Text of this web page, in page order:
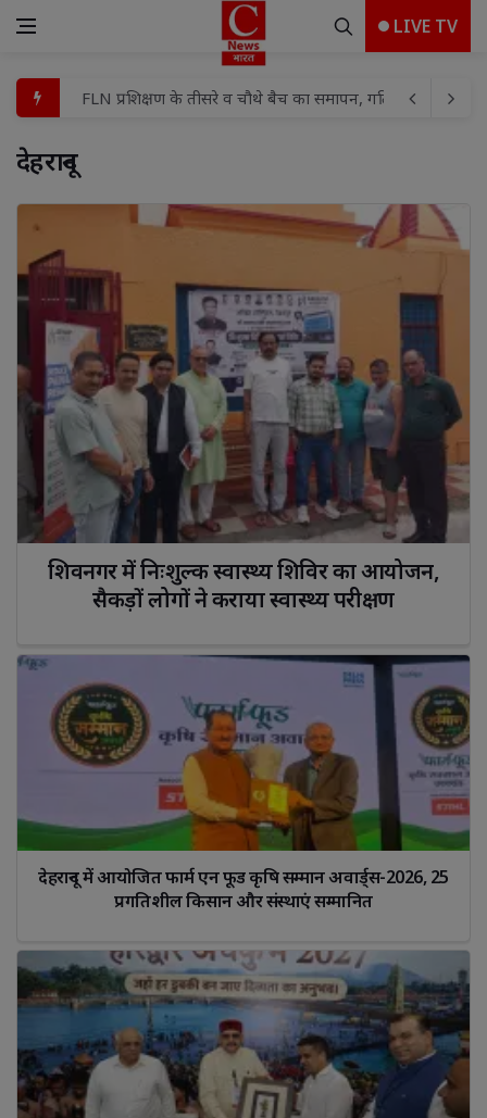
LIVE TV
बच्चों के बीच मामूली विवाद में हौसला बुलंद दबंगों ने घर में घुसकर
प्रयागराज मे माफिया अतीक अहमद के छोटे बेटे अबाँन क़ो उसके
पूर्व विधायक विजय मिश्रा की पत्नी रामलली मिश्रा को हाईकोर्ट
विद्या, बुद्धि और विवेक से ही कार्य की सिद्धि संभव : विशाश्री माताजी
गुढ़ में ‘मुख्यमंत्री जन विश्वास अभियान’ पर ही उठे सवाल!पार्षद
बोल बम के जयघोष से गूंजा क्षेत्र, अयोध्या धाम के लिए निकली कांवड़
कांवड़ यात्रा मार्ग का डीएम व एसएसपी ने किया स्थलीय निरीक्षण,
रामपुर रेडिको खैतान फैक्ट्री में हादसा। रामपुर रेडिको खैतान फैक्ट्री
FLN प्रशिक्षण के तीसरे व चौथे बैच का समापन, गतिविधि आधारित
देहरादून
शिवनगर में निःशुल्क स्वास्थ्य शिविर का आयोजन,
सैकड़ों लोगों ने कराया स्वास्थ्य परीक्षण
देहरादून में आयोजित फार्म एन फूड कृषि सम्मान अवार्ड्स-2026, 25
प्रगतिशील किसान और संस्थाएं सम्मानित